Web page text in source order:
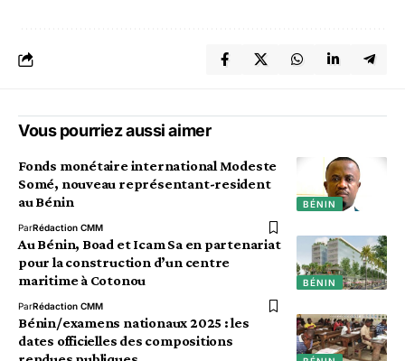
Vous pourriez aussi aimer
BÉNIN
Fonds monétaire international Modeste
Somé, nouveau représentant-resident
au Bénin
ParRédaction CMM
BÉNIN
Au Bénin, Boad et Icam Sa en partenariat
pour la construction d’un centre
maritime à Cotonou
ParRédaction CMM
Bénin/examens nationaux 2025 : les
dates officielles des compositions